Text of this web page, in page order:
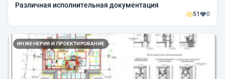
Различная исполнительная документация
51 0
ИНЖЕНЕРИЯ И ПРОЕКТИРОВАНИЕ